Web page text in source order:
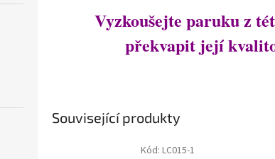
Související produkty
Kód: LC015-1
Vyzkoušejte paruku z
překvapit její